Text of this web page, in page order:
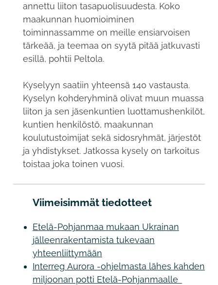
annettu liiton tasapuolisuudesta. Koko
maakunnan huomioiminen
toiminnassamme on meille ensiarvoisen
tärkeää, ja teemaa on syytä pitää jatkuvasti
esillä, pohtii Peltola.
Kyselyyn saatiin yhteensä 140 vastausta.
Kyselyn kohderyhminä olivat muun muassa
liiton ja sen jäsenkuntien luottamushenkilöt,
kuntien henkilöstö, maakunnan
koulutustoimijat sekä sidosryhmät, järjestöt
ja yhdistykset. Jatkossa kysely on tarkoitus
toistaa joka toinen vuosi.
Viimeisimmät tiedotteet
Etelä-Pohjanmaa mukaan Ukrainan
jälleenrakentamista tukevaan
yhteenliittymään
Interreg Aurora -ohjelmasta lähes kahden
miljoonan potti Etelä-Pohjanmaalle